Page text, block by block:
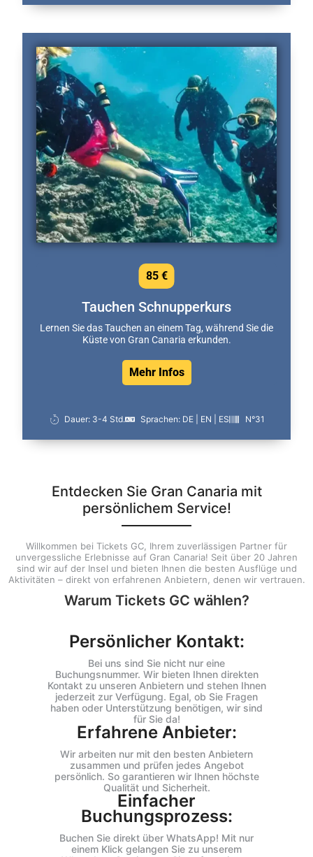
Tauchen Schnupperkurs
Lernen Sie das Tauchen an einem Tag, während Sie die
Küste von Gran Canaria erkunden.
Mehr Infos
85 €
Dauer: 3-4 Std. Sprachen: DE | EN | ES N°31
Entdecken Sie Gran Canaria mit
persönlichem Service!
Willkommen bei Tickets GC, Ihrem zuverlässigen Partner für
unvergessliche Erlebnisse auf Gran Canaria! Seit über 20 Jahren
sind wir auf der Insel und bieten Ihnen die besten Ausflüge und
Aktivitäten – direkt von erfahrenen Anbietern, denen wir vertrauen.
Warum Tickets GC wählen?
Persönlicher Kontakt:
Bei uns sind Sie nicht nur eine
Buchungsnummer. Wir bieten Ihnen direkten
Kontakt zu unseren Anbietern und stehen Ihnen
jederzeit zur Verfügung. Egal, ob Sie Fragen
haben oder Unterstützung benötigen, wir sind
für Sie da!
Erfahrene Anbieter:
Wir arbeiten nur mit den besten Anbietern
zusammen und prüfen jedes Angebot
persönlich. So garantieren wir Ihnen höchste
Qualität und Sicherheit.
Einfacher
Buchungsprozess:
Buchen Sie direkt über WhatsApp! Mit nur
einem Klick gelangen Sie zu unserem